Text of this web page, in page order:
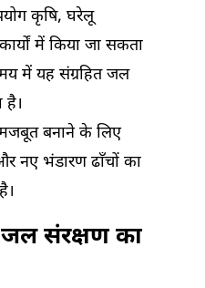
कृषि, घरेलू
में किया जा सकता
में यह संग्रहित जल
है।
बनाने के लिए
नए भंडारण ढाँचों का
जल संरक्षण का